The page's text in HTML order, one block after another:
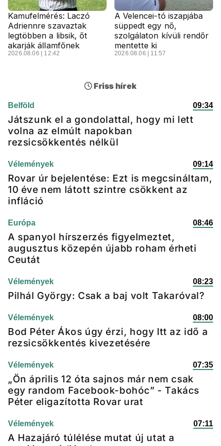
Kamufelmérés: Laczó
Adriennre szavaztak
legtöbben a libsik, őt
akarják államfőnek
2026.08.06 | 12:42
A Velencei-tó iszapjába
süppedt egy nő,
szolgálaton kívüli rendőr
mentette ki
2026.08.06 | 11:57
Friss hírek
Belföld 09:34
Játszunk el a gondolattal, hogy mi lett
volna az elmúlt napokban
rezsicsökkentés nélkül
Vélemények 09:14
Rovar úr bejelentése: Ezt is megcsináltam,
10 éve nem látott szintre csökkent az
infláció
Európa 08:46
A spanyol hírszerzés figyelmeztet,
augusztus közepén újabb roham érheti
Ceutát
Vélemények 08:23
Pilhál György: Csak a baj volt Takaróval?
Vélemények 08:00
Bod Péter Ákos úgy érzi, hogy Itt az idő a
rezsicsökkentés kivezetésére
Vélemények 07:35
„Ön április 12 óta sajnos már nem csak
egy random Facebook-bohóc” - Takács
Péter eligazította Rovar urat
Vélemények 07:11
A Hazajáró túlélése mutat új utat a